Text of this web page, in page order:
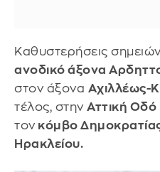
Καθυστερήσεις
ανοδικό άξονα
στον άξονα Αχιλλέως-
τέλος, στην Αττική Οδό
τον κόμβο
Ηρακλείου.